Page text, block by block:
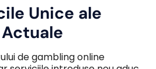
Unice ale
de gambling online